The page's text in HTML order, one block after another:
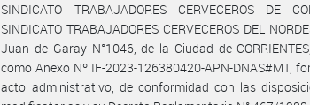
SINDICATO TRABAJADORES CERVECEROS DE
SINDICATO TRABAJADORES CERVECEROS DEL
Juan de Garay N°1046, de la Ciudad de
como Anexo Nº IF-2023-126380420-APN-DNAS#MT,
acto administrativo, de conformidad con las